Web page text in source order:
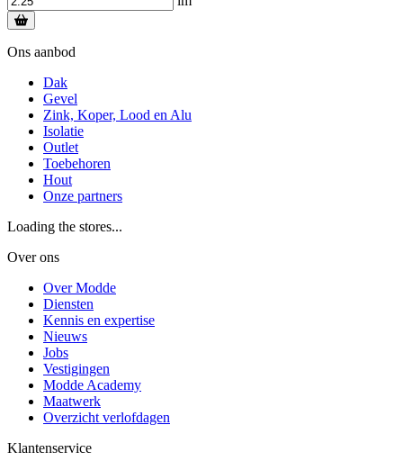
Ons aanbod
Dak
Gevel
Zink, Koper, Lood en Alu
Isolatie
Outlet
Toebehoren
Hout
Onze partners
Loading the stores...
Over ons
Over Modde
Diensten
Kennis en expertise
Nieuws
Jobs
Vestigingen
Modde Academy
Maatwerk
Overzicht verlofdagen
Klantenservice